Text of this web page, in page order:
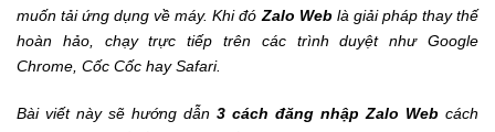
muốn tải ứng dụng về máy. Khi đó Zalo Weblà giải pháp thay thế
hoàn hảo, chạy trực tiếp trên các trình duyệt như Google
Chrome, Cốc Cốc hay Safari.
Bài viết này sẽ hướng dẫn 3 cách đăng nhập Zalo Web cách